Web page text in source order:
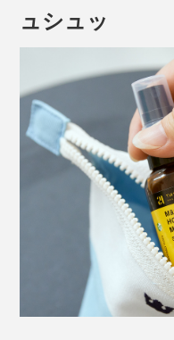
完成したスプレーは、
すごくいい使用感。普
帰宅した時、寝る前に
水の代わりに「マヌカ
るというのも、他に
じさせます。
ュシュッ